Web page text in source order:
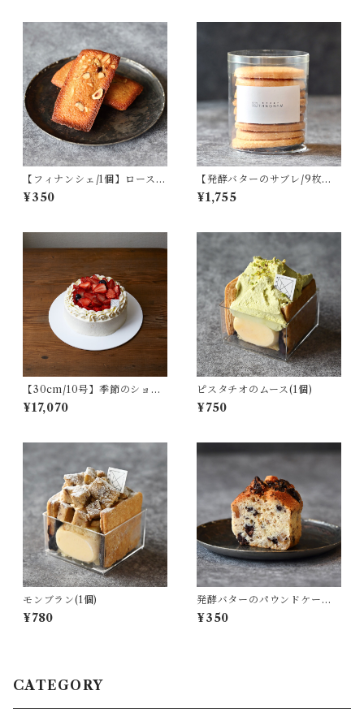
【フィナンシェ/1個】ロースト
ナッツ
¥350
【発酵バターのサブレ/9枚
入】岩塩
¥1,755
【30cm/10号】季節のショー
トケーキ
¥17,070
ピスタチオのムース(1個)
¥750
モンブラン(1個)
¥780
発酵バターのパウンドケーキ
（クルミとチョコレート）/ 1
カット
¥350
CATEGORY